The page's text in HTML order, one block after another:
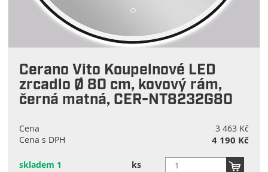
Cerano Vito Koupelnové LED
zrcadlo Ø 80 cm, kovový rám,
černá matná, CER-NT8232G80
Cena
3 463 Kč
Cena s DPH
4 190 Kč
skladem 1 ks